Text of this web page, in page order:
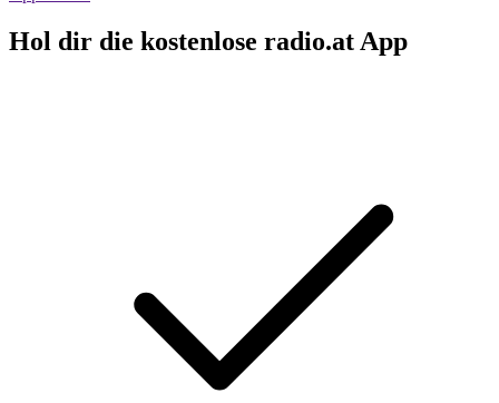
Hol dir die kostenlose radio.at App